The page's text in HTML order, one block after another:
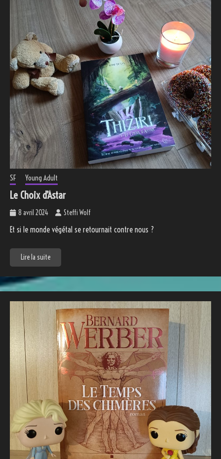
SF Young Adult
Le Choix d’Astar
8 avril 2024 Steffi Wolf
Et si le monde végétal se retournait contre nous ?
Lire la suite